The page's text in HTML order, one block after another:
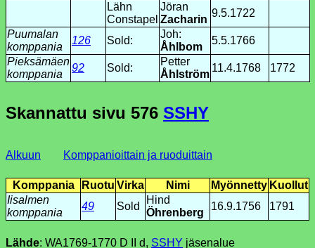
Lähn
Constapel
Jöran
Zacharin
9.5.1722
Puumalan
komppania
126 Sold:
Joh:
Åhlbom
5.5.1766
Pieksämäen
komppania
92 Sold:
Petter
Åhlström
11.4.1768 1772
Skannattu sivu 576 SSHY
Alkuun Komppanioittain ja ruoduittain
Komppania Ruotu Virka Nimi Myönnetty Kuollut
Iisalmen
komppania
49 Sold
Hind
Öhrenberg
16.9.1756 1791
Lähde: WA1769-1770 D II d, SSHY jäsenalue